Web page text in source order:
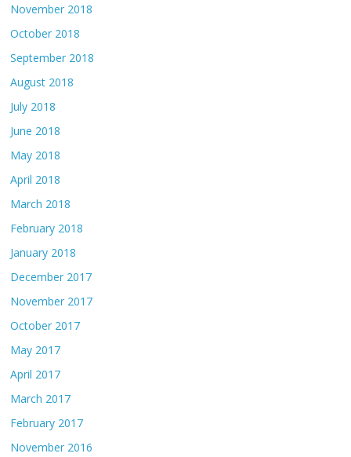
November 2018
October 2018
September 2018
August 2018
July 2018
June 2018
May 2018
April 2018
March 2018
February 2018
January 2018
December 2017
November 2017
October 2017
May 2017
April 2017
March 2017
February 2017
November 2016